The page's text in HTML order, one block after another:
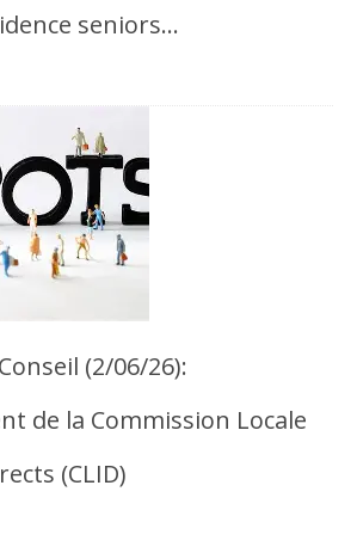
seniors…
(2/06/26):
de la Commission Locale
(CLID)